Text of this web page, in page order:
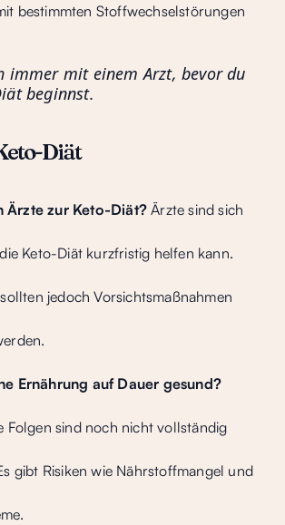
bestimmten Stoffwechselstörungen
immer mit einem Arzt, bevor du
beginnst.
Diät
Ärzte zur Keto-Diät?Ärzte sind sich
Keto-Diät kurzfristig helfen kann.
jedoch Vorsichtsmaßnahmen
Ernährung auf Dauer gesund?
Folgen sind noch nicht vollständig
gibt Risiken wie Nährstoffmangel und